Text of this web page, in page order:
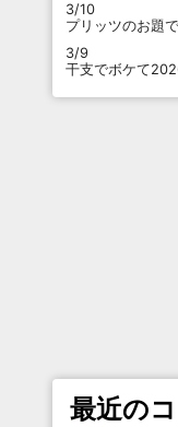
3/10
プリッツのお題
3/9
干支でボケて
最近の